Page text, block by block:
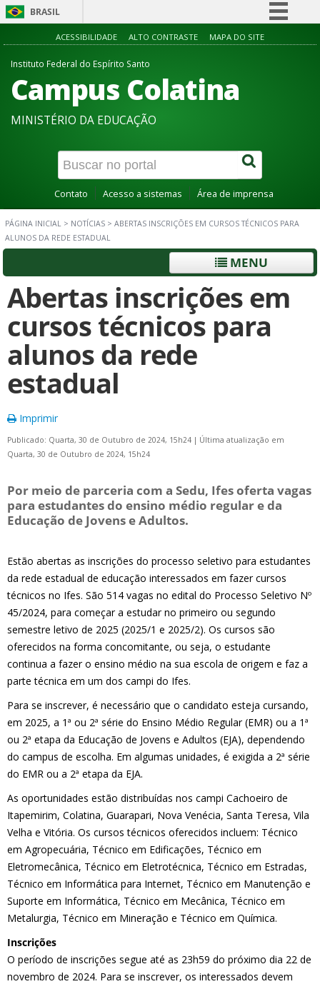
BRASIL
Simplifique!
Acesso à informação
Canais
ACESSIBILIDADE ALTO CONTRASTE MAPA DO SITE
Instituto Federal do Espírito Santo
Campus Colatina
MINISTÉRIO DA EDUCAÇÃO
Contato Acesso a sistemas Área de imprensa
PÁGINA INICIAL > NOTÍCIAS > ABERTAS INSCRIÇÕES EM CURSOS TÉCNICOS PARA
ALUNOS DA REDE ESTADUAL
MENU
Abertas inscrições em
cursos técnicos para
alunos da rede
estadual
Imprimir
Publicado: Quarta, 30 de Outubro de 2024, 15h24 | Última atualização em
Quarta, 30 de Outubro de 2024, 15h24
Por meio de parceria com a Sedu, Ifes oferta vagas
para estudantes do ensino médio regular e da
Educação de Jovens e Adultos.
Estão abertas as inscrições do processo seletivo para estudantes
da rede estadual de educação interessados em fazer cursos
técnicos no Ifes. São 514 vagas no edital do Processo Seletivo Nº
45/2024, para começar a estudar no primeiro ou segundo
semestre letivo de 2025 (2025/1 e 2025/2). Os cursos são
oferecidos na forma concomitante, ou seja, o estudante
continua a fazer o ensino médio na sua escola de origem e faz a
parte técnica em um dos campi do Ifes.
Para se inscrever, é necessário que o candidato esteja cursando,
em 2025, a 1ª ou 2ª série do Ensino Médio Regular (EMR) ou a 1ª
ou 2ª etapa da Educação de Jovens e Adultos (EJA), dependendo
do campus de escolha. Em algumas unidades, é exigida a 2ª série
do EMR ou a 2ª etapa da EJA.
As oportunidades estão distribuídas nos campi Cachoeiro de
Itapemirim, Colatina, Guarapari, Nova Venécia, Santa Teresa, Vila
Velha e Vitória. Os cursos técnicos oferecidos incluem: Técnico
em Agropecuária, Técnico em Edificações, Técnico em
Eletromecânica, Técnico em Eletrotécnica, Técnico em Estradas,
Técnico em Informática para Internet, Técnico em Manutenção e
Suporte em Informática, Técnico em Mecânica, Técnico em
Metalurgia, Técnico em Mineração e Técnico em Química.
Inscrições
O período de inscrições segue até as 23h59 do próximo dia 22 de
novembro de 2024. Para se inscrever, os interessados devem